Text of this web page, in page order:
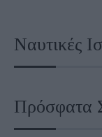
Ναυτικές
Πρόσφατα